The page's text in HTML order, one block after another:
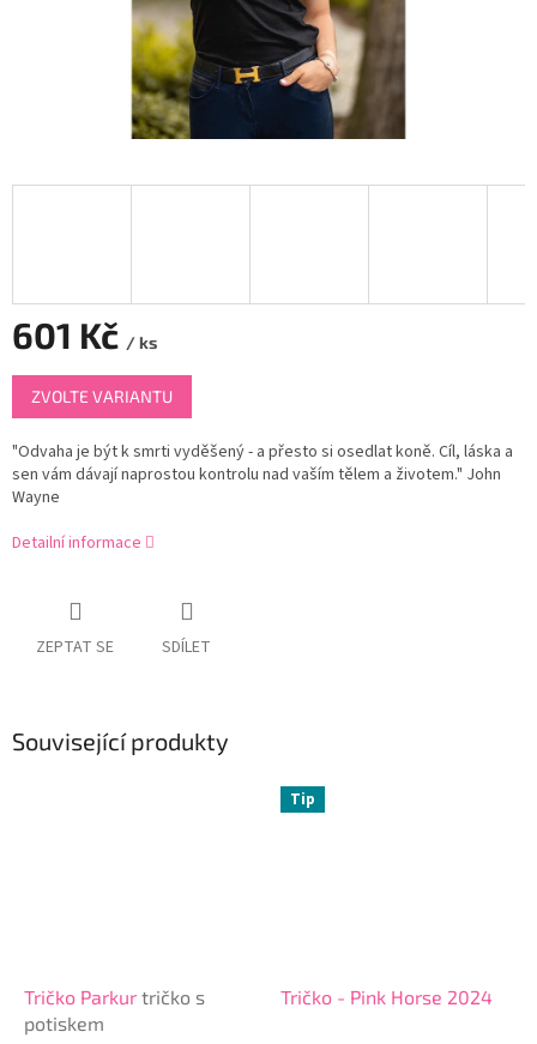
601 Kč / ks
Měrná
cena:
ZVOLTE VARIANTU
"Odvaha je být k smrti vyděšený - a přesto si osedlat koně. Cíl, láska a
sen vám dávají naprostou kontrolu nad vaším tělem a životem." John
Wayne
Detailní informace
ZEPTAT SE SDÍLET
Související produkty
Tričko Parkur tričko s
potiskem
Tip
Tričko - Pink Horse 2024